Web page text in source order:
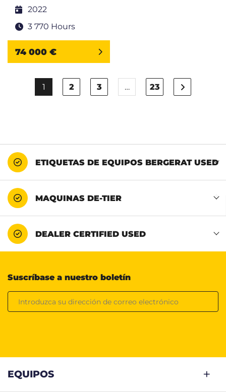
2022
3 770 Hours
74 000 €
1 2 3 … 23
ETIQUETAS DE EQUIPOS BERGERAT USED
MAQUINAS DE-TIER
DEALER CERTIFIED USED
Suscríbase a nuestro boletín
EQUIPOS